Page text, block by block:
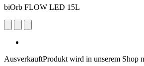
biOrb FLOW LED 15L
AusverkauftProdukt wird in unserem Shop